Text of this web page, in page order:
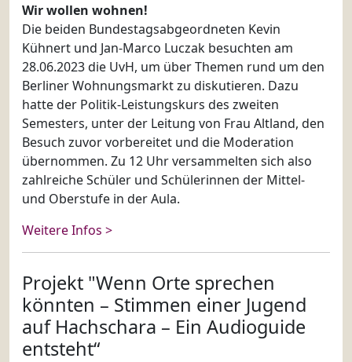
Wir wollen wohnen!
Die beiden Bundestagsabgeordneten Kevin
Kühnert und Jan-Marco Luczak besuchten am
28.06.2023 die UvH, um über Themen rund um den
Berliner Wohnungsmarkt zu diskutieren. Dazu
hatte der Politik-Leistungskurs des zweiten
Semesters, unter der Leitung von Frau Altland, den
Besuch zuvor vorbereitet und die Moderation
übernommen. Zu 12 Uhr versammelten sich also
zahlreiche Schüler und Schülerinnen der Mittel-
und Oberstufe in der Aula.
Weitere Infos >
Projekt "Wenn Orte sprechen
könnten – Stimmen einer Jugend
auf Hachschara – Ein Audioguide
entsteht“